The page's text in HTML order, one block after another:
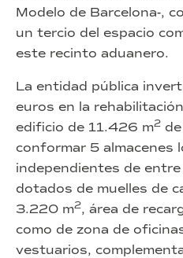
Modelo de Barcelona-,
un tercio del espacio
este recinto aduanero.
La entidad pública
euros en la
edificio de 11.426 m2
conformar 5 almacenes
independientes de
dotados de muelles de
3.220 m2, área de
como de zona de
vestuarios,